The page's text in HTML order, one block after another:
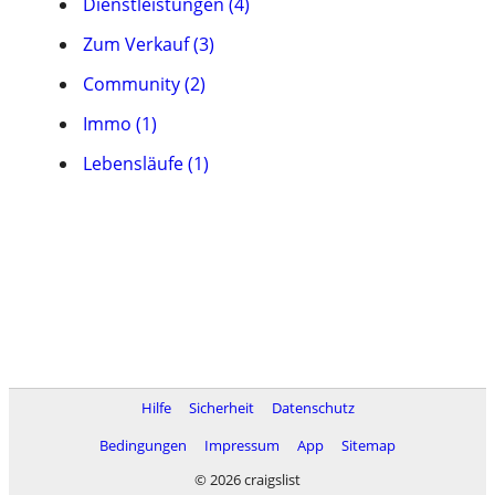
Zum Verkauf (3)
Community (2)
Immo (1)
Lebensläufe (1)
Hilfe Sicherheit
Datenschutz
Bedingungen
Impressum App
Sitemap
© 2026 craigslist